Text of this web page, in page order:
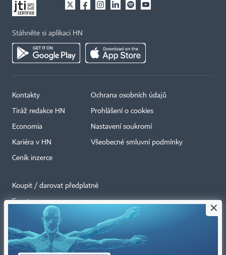
Stáhněte si aplikaci HN
Kontakty
Tiráž redakce HN
Economia
Kariéra v HN
Ceník inzerce
Ochrana osobních údajů
Prohlášení o cookies
Nastavení soukromí
Všeobecné smluvní podmínky
Koupit / darovat předplatné
Eventy
Newslettery
RSS kanály
×